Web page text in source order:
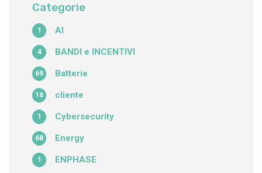
Categorie
AI
1
BANDI e INCENTIVI
4
Batterie
69
cliente
16
Cybersecurity
1
Energy
68
ENPHASE
1